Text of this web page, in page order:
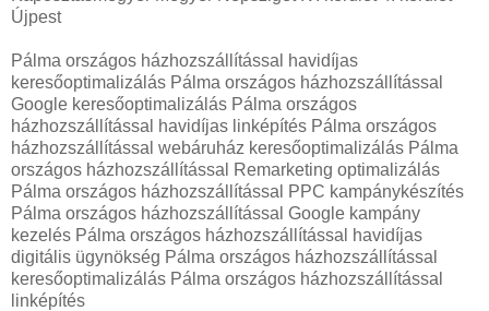
Újpest
Pálma országos házhozszállítással havidíjas
keresőoptimalizálás Pálma országos házhozszállítással
Google keresőoptimalizálás Pálma országos
házhozszállítással havidíjas linképítés Pálma országos
házhozszállítással webáruház keresőoptimalizálás Pálma
országos házhozszállítással Remarketing optimalizálás
Pálma országos házhozszállítással PPC kampánykészítés
Pálma országos házhozszállítással Google kampány
kezelés Pálma országos házhozszállítással havidíjas
digitális ügynökség Pálma országos házhozszállítással
keresőoptimalizálás Pálma országos házhozszállítással
linképítés